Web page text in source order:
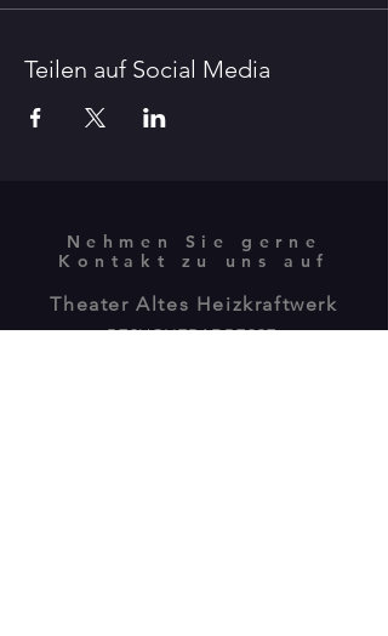
Teilen auf Social Media
Nehmen Sie gerne
Kontakt zu uns auf
Theater Altes Heizkraftwerk
BESUCHERADRESSE: